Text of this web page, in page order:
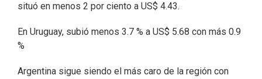
situó en menos 2 por ciento a US$ 4.43.
En Uruguay, subió menos 3.7 % a US$ 5.68 con más 0.9
%
Argentina sigue siendo el más caro de la región con